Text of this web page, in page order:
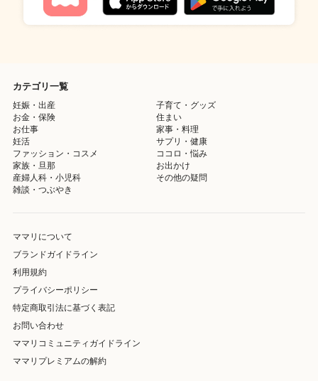
カテゴリ一覧
妊娠・出産
子育て・グッズ
お金・保険
住まい
お仕事
家事・料理
妊活
サプリ・健康
ファッション・コスメ
ココロ・悩み
家族・旦那
お出かけ
産婦人科・小児科
その他の疑問
雑談・つぶやき
ママリについて
ブランドガイドライン
利用規約
プライバシーポリシー
特定商取引法に基づく表記
お問い合わせ
ママリコミュニティガイドライン
ママリプレミアムの解約